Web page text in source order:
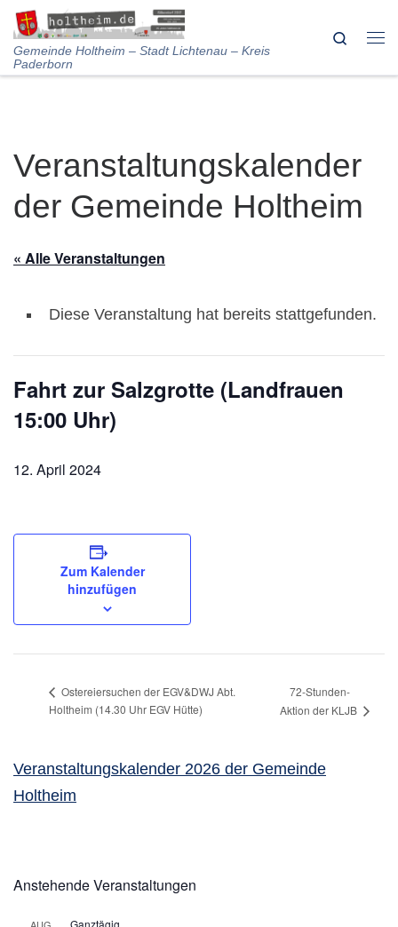
Skip to content
Gemeinde Holtheim – Stadt Lichtenau – Kreis
Paderborn
Search
Veranstaltungskalender
der Gemeinde Holtheim
« Alle Veranstaltungen
Diese Veranstaltung hat bereits stattgefunden.
Fahrt zur Salzgrotte (Landfrauen
15:00 Uhr)
12. April 2024
Zum Kalender
hinzufügen
Ostereiersuchen der EGV&DWJ Abt.
Holtheim (14.30 Uhr EGV Hütte)
72-Stunden-
Aktion der KLJB
Veranstaltungskalender 2026 der Gemeinde
Holtheim
Anstehende Veranstaltungen
AUG. Ganztägig